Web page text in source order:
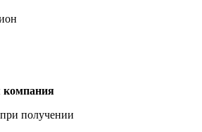
компания
при получении